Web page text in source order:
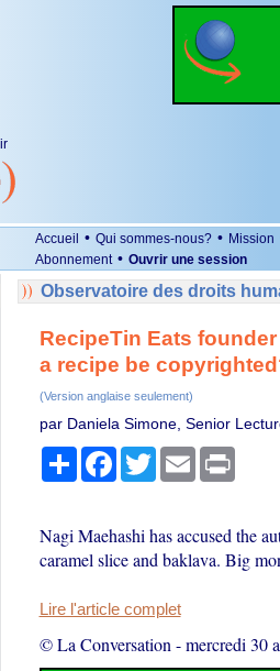
Accueil • Qui sommes-nous? • Mission
Abonnement • Ouvrir une session
Observatoire des droits
RecipeTin Eats
a recipe be
(Version anglaise seulement)
par Daniela Simone, Senior
PartagerFacebook
TwitterEmail Print
Nagi Maehashi has accused the
caramel slice and baklava. Big
Lire l'article complet
© La Conversation -mercredi 30